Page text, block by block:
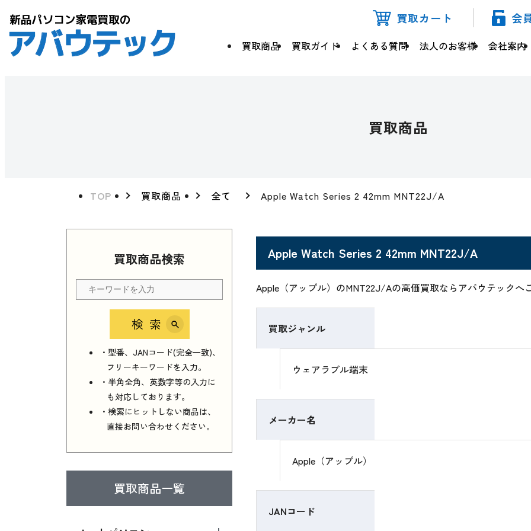
買取カート 会
買取商品 買取ガイド よくある質問 法人のお客様 会社案内
買取商品
TOP 買取商品 全て Apple Watch Series 2 42mm MNT22J/A
買取商品検索
検索
・型番、JANコード(完全一致)、
フリーキーワードを入力。
・半角全角、英数字等の入力に
も対応しております。
・検索にヒットしない商品は、
直接お問い合わせください。
買取商品一覧
Apple Watch Series 2 42mm MNT22J/A
Apple（アップル）のMNT22J/Aの高価買取ならアバウテックへ
買取ジャンル
ウェアラブル端末
メーカー名
Apple（アップル）
JANコード